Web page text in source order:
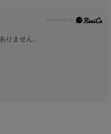
りません。